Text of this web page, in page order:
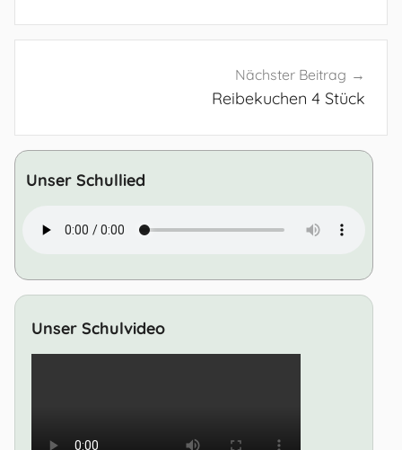
Nächster Beitrag
Reibekuchen 4 Stück
Unser Schullied
Unser Schulvideo